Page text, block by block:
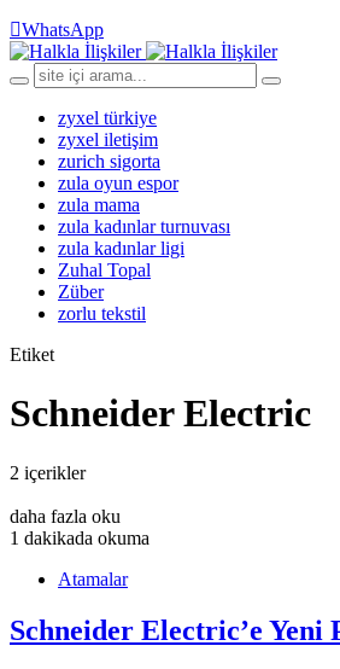
WhatsApp
zyxel türkiye
zyxel iletişim
zurich sigorta
zula oyun espor
zula mama
zula kadınlar turnuvası
zula kadınlar ligi
Zuhal Topal
Züber
zorlu tekstil
Etiket
Schneider Electric
2 içerikler
daha fazla oku
1 dakikada okuma
Atamalar
Schneider Electric’e